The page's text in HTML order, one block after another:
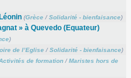
(Grèce/Solidarité - bienfaisance)
» à Quevedo (Equateur)
)
de l’Eglise/Solidarité - bienfaisance)
de formation/Maristes hors de